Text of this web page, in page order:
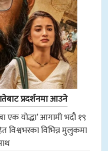
प्रदर्शनमा आउने
एक योद्धा’ आगामी भदौ १९
विश्वभरका विभिन्न मुलुकमा